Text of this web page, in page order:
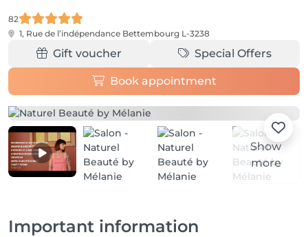
82
1, Rue de l’indépendance Bettembourg L-3238
Gift voucher Special Offers
Book appointment
Show
more
Important information